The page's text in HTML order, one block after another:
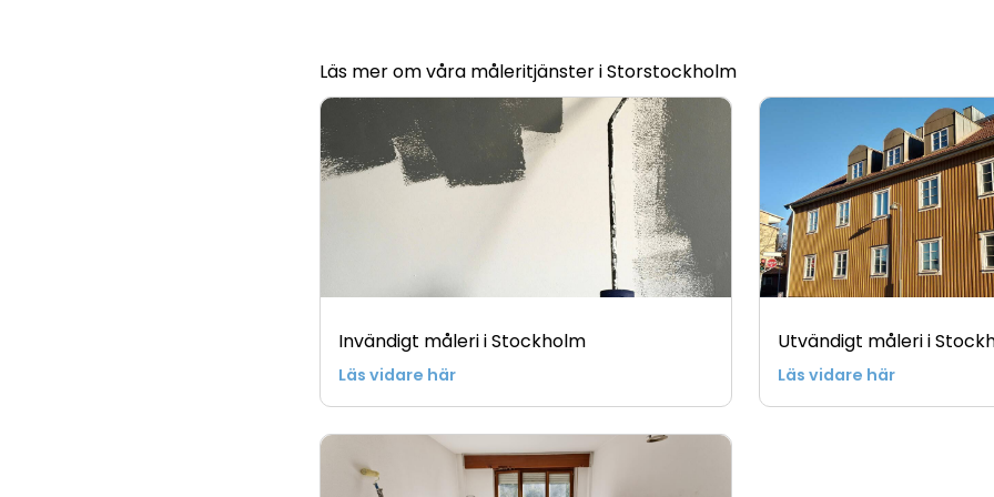
Läs mer om våra måleritjänster i Storstockholm
Invändigt måleri i Stockholm
Läs vidare här
Utvändigt måleri i
Läs vidare här